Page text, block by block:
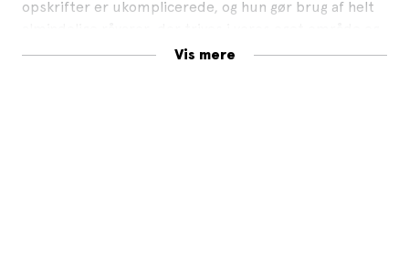
opskrifter er ukomplicerede, og hun gør brug af helt
klima.
Vis mere